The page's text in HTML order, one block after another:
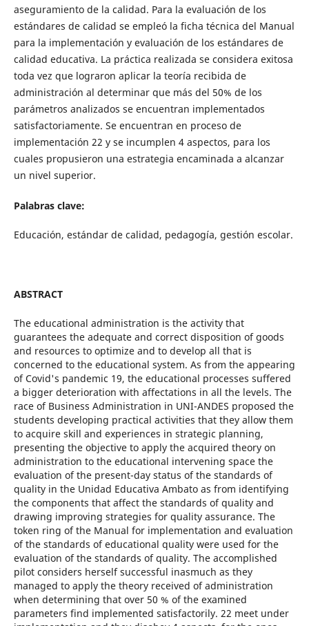
aseguramiento de la calidad. Para la evaluación de los
estándares de calidad se empleó la ficha técnica del Manual
para la implementación y evaluación de los estándares de
calidad educativa. La práctica realizada se considera exitosa
toda vez que lograron aplicar la teoría recibida de
administración al determinar que más del 50% de los
parámetros analizados se encuentran implementados
satisfactoriamente. Se encuentran en proceso de
implementación 22 y se incumplen 4 aspectos, para los
cuales propusieron una estrategia encaminada a alcanzar
un nivel superior.
Palabras clave:
Educación, estándar de calidad, pedagogía, gestión escolar.
ABSTRACT
The educational administration is the activity that
guarantees the adequate and correct disposition of goods
and resources to optimize and to develop all that is
concerned to the educational system. As from the appearing
of Covid's pandemic 19, the educational processes suffered
a bigger deterioration with affectations in all the levels. The
race of Business Administration in UNI-ANDES proposed the
students developing practical activities that they allow them
to acquire skill and experiences in strategic planning,
presenting the objective to apply the acquired theory on
administration to the educational intervening space the
evaluation of the present-day status of the standards of
quality in the Unidad Educativa Ambato as from identifying
the components that affect the standards of quality and
drawing improving strategies for quality assurance. The
token ring of the Manual for implementation and evaluation
of the standards of educational quality were used for the
evaluation of the standards of quality. The accomplished
pilot considers herself successful inasmuch as they
managed to apply the theory received of administration
when determining that over 50 % of the examined
parameters find implemented satisfactorily. 22 meet under